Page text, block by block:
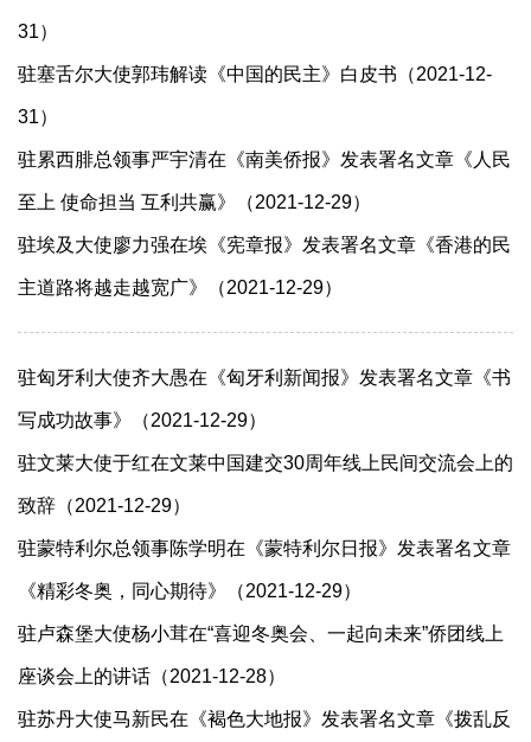
31）
驻塞舌尔大使郭玮解读《中国的民主》白皮书（2021-12-
31）
驻累西腓总领事严宇清在《南美侨报》发表署名文章《人民
至上 使命担当 互利共赢》（2021-12-29）
驻埃及大使廖力强在埃《宪章报》发表署名文章《香港的民
主道路将越走越宽广》（2021-12-29）
驻匈牙利大使齐大愚在《匈牙利新闻报》发表署名文章《书
写成功故事》（2021-12-29）
驻文莱大使于红在文莱中国建交30周年线上民间交流会上的
致辞（2021-12-29）
驻蒙特利尔总领事陈学明在《蒙特利尔日报》发表署名文章
《精彩冬奥，同心期待》（2021-12-29）
驻卢森堡大使杨小茸在“喜迎冬奥会、一起向未来”侨团线上
座谈会上的讲话（2021-12-28）
驻苏丹大使马新民在《褐色大地报》发表署名文章《拨乱反